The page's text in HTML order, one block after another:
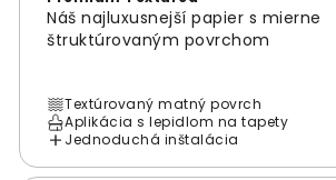
Náš najluxusnejší papier s mierne
štruktúrovaným povrchom
Textúrovaný matný povrch
Aplikácia s lepidlom na tapety
Jednoduchá inštalácia